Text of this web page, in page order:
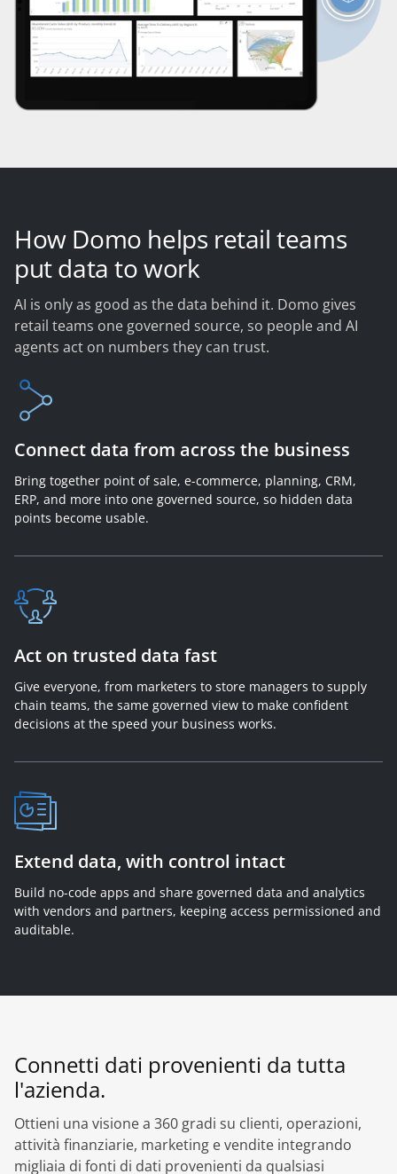
How Domo helps retail teams
put data to work
AI is only as good as the data behind it. Domo gives
retail teams one governed source, so people and AI
agents act on numbers they can trust.
Connect data from across the business
Bring together point of sale, e-commerce, planning, CRM,
ERP, and more into one governed source, so hidden data
points become usable.
Act on trusted data fast
Give everyone, from marketers to store managers to supply
chain teams, the same governed view to make confident
decisions at the speed your business works.
Extend data, with control intact
Build no-code apps and share governed data and analytics
with vendors and partners, keeping access permissioned and
auditable.
Connetti dati provenienti da tutta
l'azienda.
Ottieni una visione a 360 gradi su clienti, operazioni,
attività finanziarie, marketing e vendite integrando
migliaia di fonti di dati provenienti da qualsiasi